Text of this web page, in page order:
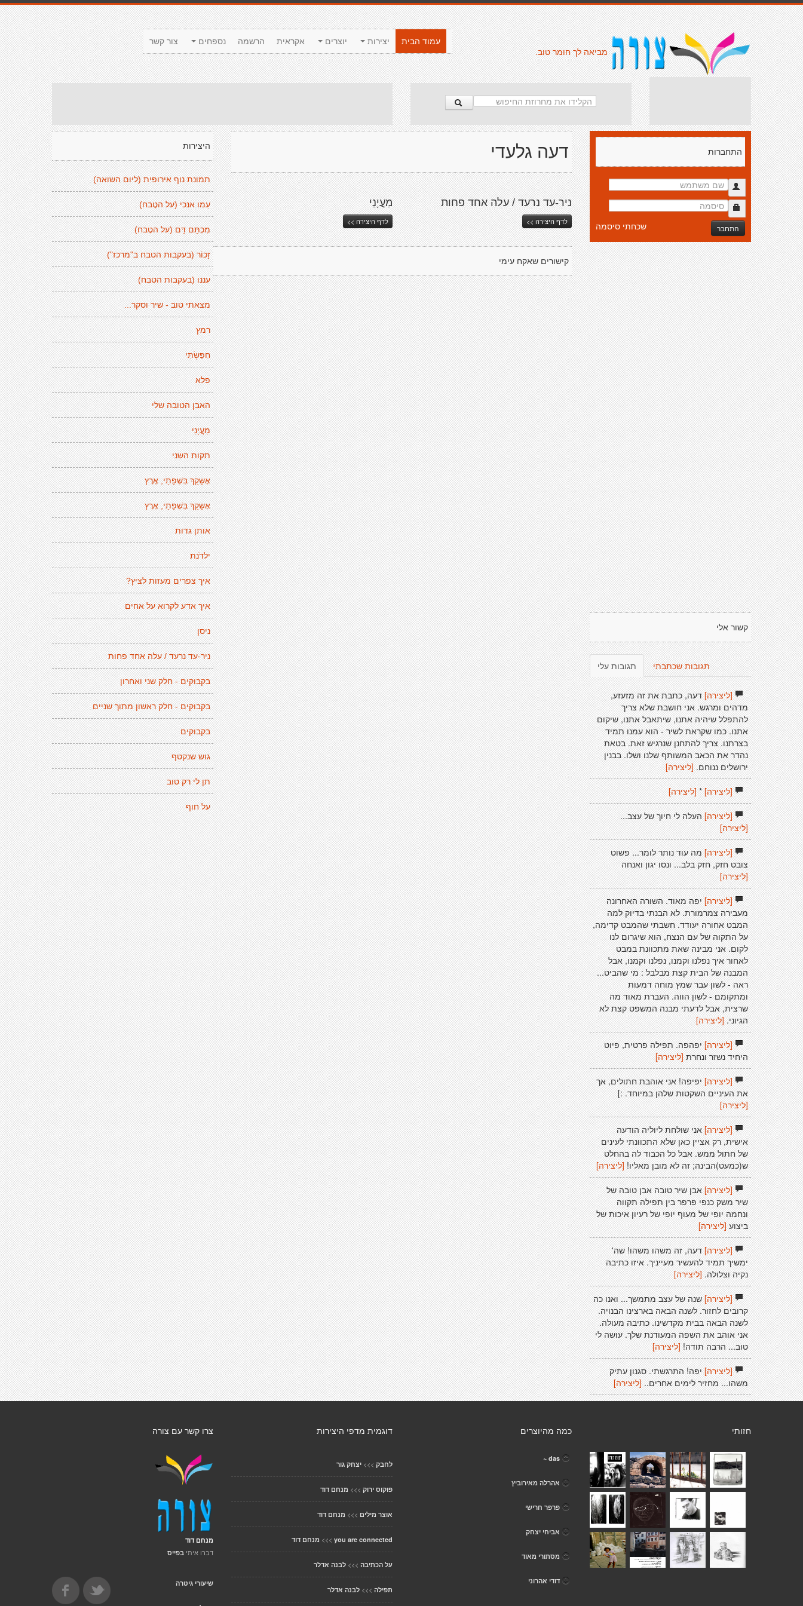
צור קשר נספחים הרשמה אקראית יוצרים יצירות
עמוד הבית
מביאה לך חומר טוב.
היצירות
תמונת נוף אירופית (ליום השואה)
עִמו אנכי (על הטֶבח)
מִכְתָּם דָּם (על הטֶבח)
זָכוֹר (בעקבות הטבח ב"מרכז")
עננו (בעקבות הטבח)
מצאתי טוב - שיר וסקר...
רמץ
חִפַּשְׂתִּי
פלא
האבן הטובה שלי
מַעֲיָנַי
תקות השני
אֶשָּקֵךְ בִּשְׁפָתַי, אֶרֶץ
אֶשָּקֵךְ בִּשְׁפָתַי, אֶרֶץ
אותן גדות
ילדֹנת
איך צפרים מעזות לציץ?
איך אדע לקרוא על אחים
ניסן
ניר-עד נרעד / עלה אחד פחות
בקבוקים - חלק שני ואחרון
בקבוקים - חלק ראשון מתוך שניים
בקבוקים
גוש שנקטף
תן לי רק טוב
על חוף
דעה גלעדי
מַעֲיָנַי
לדף היצירה >>
ניר-עד נרעד / עלה אחד פחות
לדף היצירה >>
קישורים שאקח עימי
התחברות
התחבר שכחתי סיסמה
קשור אלי
תגובות עלי תגובות שכתבתי
[ליצירה]דעה, כתבת את זה מזעזע,
מדהים ומרגש. אני חושבת שלא צריך
להתפלל שיהיה אתנו, שיתאבל אתנו, שיקום
אתנו. כמו שקראת לשיר - הוא עמנו תמיד
בצרתנו. צריך להתחנן שנרגיש זאת. בטאת
נהדר את הכאב המשותף שלנו ושלו. בבנין
ירושלים ננוחם. [ליצירה]
[ליצירה]*[ליצירה]
[ליצירה]העלה לי חיוך של עצב...
[ליצירה]
[ליצירה]מה עוד נותר לומר... פשוט
צובט חזק, חזק בלב... ונסו יגון ואנחה
[ליצירה]
[ליצירה]יפה מאוד. השורה האחרונה
מעבירה צמרמורת. לא הבנתי בדיוק למה
המבט אחורה יעודד. חשבתי שהמבט קדימה,
על התקוה של עם הנצח, הוא שיגרום לנו
לקום. אני מבינה שאת מתכוונת במבט
לאחור איך נפלנו וקמנו, נפלנו וקמנו, אבל
המבנה של הבית קצת מבלבל : מי שהביט...
ראה - לשון עבר שמץ מוחה דמעות
ומתקומם - לשון הווה. העברת מאוד מה
שרצית, אבל לדעתי מבנה המשפט קצת לא
הגיוני. [ליצירה]
[ליצירה]יפהפה. תפילה פרטית, פיוט
היחיד נשזר ונחרת [ליצירה]
[ליצירה]יפיפה! אני אוהבת חתולים, אך
את העיניים השקטות שלהן במיוחד. :]
[ליצירה]
[ליצירה]אני שולחת ליוליה הודעה
אישית, רק אציין כאן שלא התכוונתי לעינים
של חתול ממש. אבל כל הכבוד לה בהחלט
ש(כמעט)הבינה; זה לא מובן מאליו! [ליצירה]
[ליצירה]אבן שיר טובה אבן טובה של
שיר משק כנפי פרפר בין תפילה תקווה
ונחמה יופי של מעוף יופי של רעיון איכות של
ביצוע[ליצירה]
[ליצירה]דעה, זה משהו משהו! שה'
ימשיך תמיד להעשיר מעייניך. איזו כתיבה
נקיה וצלולה. [ליצירה]
[ליצירה]שנה של עצב מתמשך... ואנו כה
קרובים לחזור. לשנה הבאה בארצינו הבנויה.
לשנה הבאה בבית מקדשינו. כתיבה מעולה.
אני אוהב את השפה המעודנת שלך. עושה לי
טוב... הרבה תודה! [ליצירה]
[ליצירה]יפה! התרגשתי. סגנון עתיק
משהו... מחזיר לימים אחרים.. [ליצירה]
צרו קשר עם צורה
מנחם דוד
דברו איתי בפייס
שיעורי גיטרה
דוגמית מדפי היצירות
לחבק >>> יצחק גור
פוקוס ירוק >>> מנחם דוד
אוצר מילים >>> מנחם דוד
you are connected
>>> מנחם דוד
על הכתיבה >>> לבנה אדלר
תפילה >>> לבנה אדלר
כמה מהיוצרים
das ~
אהרלה מאירוביץ
פרפר חרישי
אביחי יצחק
מסתורי מאוד
דודי אהרוני
חזותי